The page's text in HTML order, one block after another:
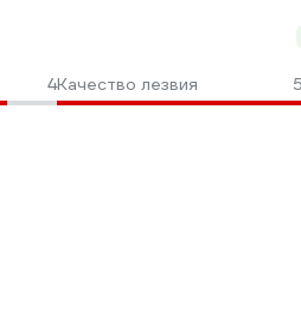
4Качество лезвия
5